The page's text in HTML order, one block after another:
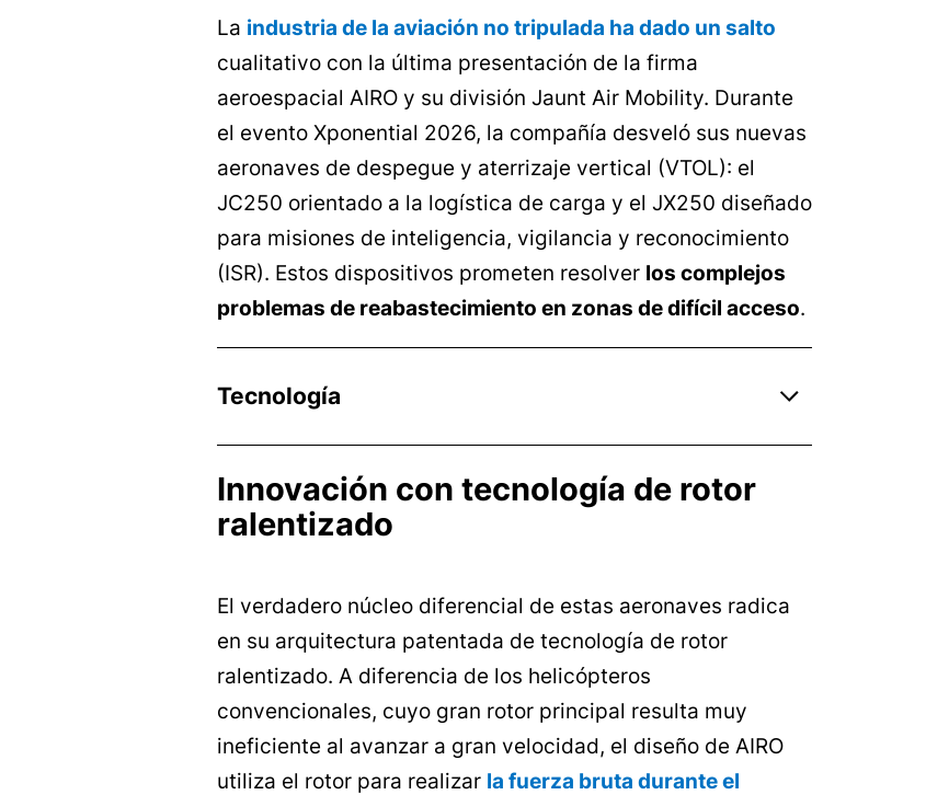
La industria de la aviación no tripulada ha dado un salto
cualitativo con la última presentación de la firma
aeroespacial AIRO y su división Jaunt Air Mobility. Durante
el evento Xponential 2026, la compañía desveló sus nuevas
aeronaves de despegue y aterrizaje vertical (VTOL): el
JC250 orientado a la logística de carga y el JX250 diseñado
para misiones de inteligencia, vigilancia y reconocimiento
(ISR). Estos dispositivos prometen resolver los complejos
problemas de reabastecimiento en zonas de difícil acceso.
Tecnología
Innovación con tecnología de rotor
ralentizado
El verdadero núcleo diferencial de estas aeronaves radica
en su arquitectura patentada de tecnología de rotor
ralentizado. A diferencia de los helicópteros
convencionales, cuyo gran rotor principal resulta muy
ineficiente al avanzar a gran velocidad, el diseño de AIRO
utiliza el rotor para realizar la fuerza bruta durante el